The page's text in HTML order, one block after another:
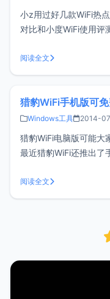
小z用过好几款WiFi热
对比和小度WiFi使用评
速度还是比较快的，而
园网都进行了一人一号
阅读全文
猎豹WiFi手机版可
Windows工具 2014-
猎豹WiFi电脑版可能大
最近猎豹WiFi还推出了
码。来看看官方的介绍：功能特色：
支持永久免费连入
阅读全文